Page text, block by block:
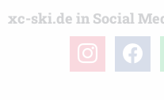
xc-ski.de in Social
instagramfacebook